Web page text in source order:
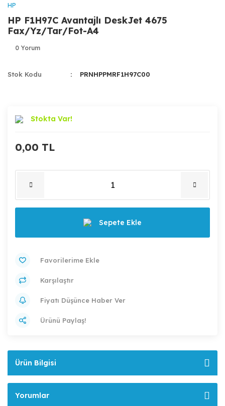
HP
HP F1H97C Avantajlı DeskJet 4675
Fax/Yz/Tar/Fot-A4
0 Yorum
Stok Kodu PRNHPPMRF1H97C00
Stokta Var!
0,00 TL
Sepete Ekle
Karşılaştır
Fiyatı Düşünce Haber Ver
Ürünü Paylaş!
Ürün Bilgisi
Yorumlar